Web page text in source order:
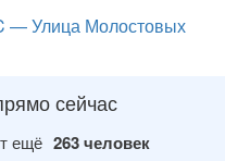
— Улица Молостовых
сейчас
ещё 263 человек